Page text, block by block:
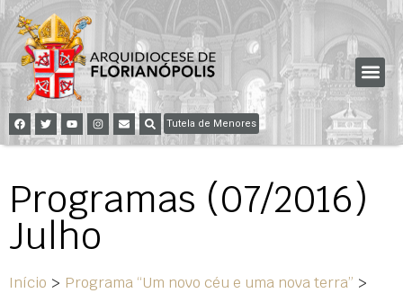
Tutela de Menores
Programas (07/2016)
Julho
Início > Programa “Um novo céu e uma nova terra” >